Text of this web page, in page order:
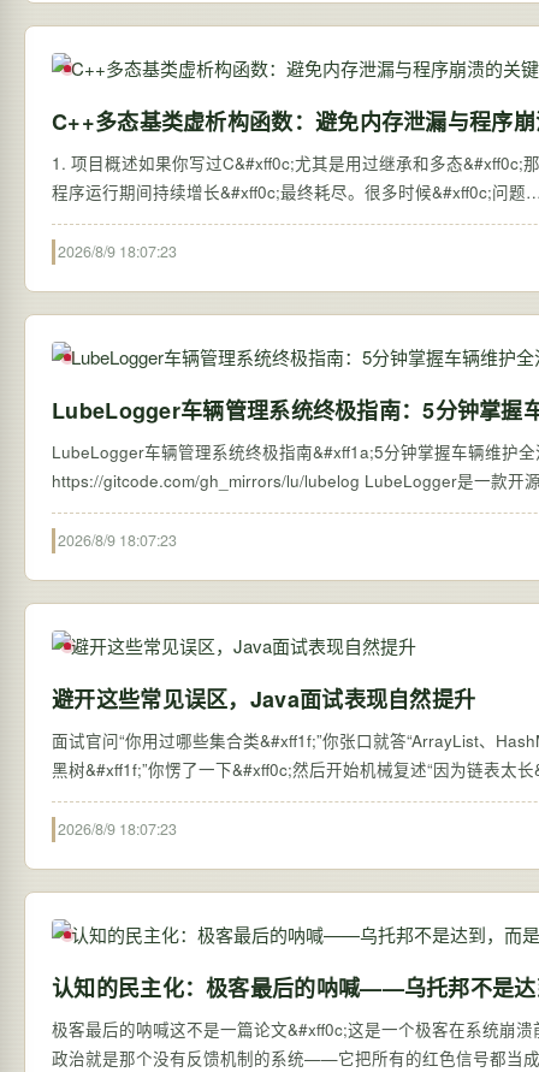
C++多态基类虚析构函数：避免内存泄漏与程序
1. 项目概述如果你写过C&#xff0c;尤其是用过继承和多态
程序运行期间持续增长&#xff0c;最终耗尽。很多时候&#xff0c;问题
2026/8/9 18:07:23
LubeLogger车辆管理系统终极指南：5分钟掌握
LubeLogger车辆管理系统终极指南&#xff1a;5分钟掌握车辆维护全
https://gitcode.com/gh_mirrors/lu/lubelog
2026/8/9 18:07:23
避开这些常见误区，Java面试表现自然提升
面试官问“你用过哪些集合类&#xff1f;”你张口就答“ArrayList、
黑树&#xff1f;”你愣了一下&#xff0c;然后开始机械复述“因为链表太
2026/8/9 18:07:23
认知的民主化：极客最后的呐喊——乌托邦不是
极客最后的呐喊这不是一篇论文&#xff0c;这是一个极客在系统崩
政治就是那个没有反馈机制的系统——它把所有的红色信号都当